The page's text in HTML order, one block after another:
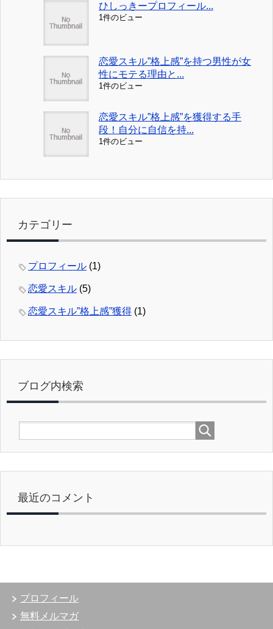
ひしっきープロフィール...
1件のビュー
恋愛スキル”格上感”を持つ男性が女
性にモテる理由と...
1件のビュー
恋愛スキル”格上感”を獲得する手
段！自分に自信を持...
1件のビュー
カテゴリー
プロフィール (1)
恋愛スキル (5)
恋愛スキル”格上感”獲得 (1)
ブログ内検索
最近のコメント
プロフィール
無料メルマガ